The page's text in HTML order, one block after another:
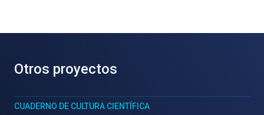
Otros proyectos
CUADERNO DE CULTURA CIENTÍFICA